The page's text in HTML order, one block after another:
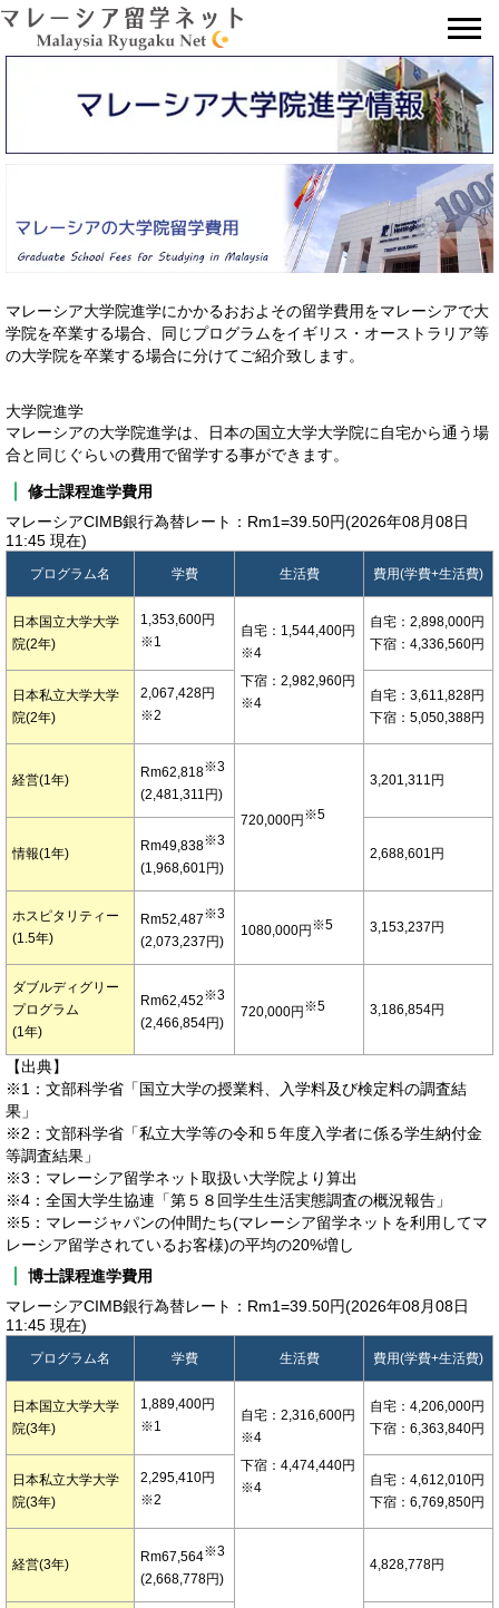
マレーシア大学院進学にかかるおおよその留学費用をマレーシアで大
学院を卒業する場合、同じプログラムをイギリス・オーストラリア等
の大学院を卒業する場合に分けてご紹介致します。
大学院進学
マレーシアの大学院進学は、日本の国立大学大学院に自宅から通う場
合と同じぐらいの費用で留学する事ができます。
修士課程進学費用
マレーシアCIMB銀行為替レート：Rm1=39.50円(2026年08月08日
11:45 現在)
プログラム名 学費 生活費 費用(学費+生活費)
日本国立大学大学
院(2年)
1,353,600円
※1
自宅：1,544,400円
※4
下宿：2,982,960円
※4
自宅：2,898,000円
下宿：4,336,560円
日本私立大学大学
院(2年)
2,067,428円
※2
自宅：3,611,828円
下宿：5,050,388円
経営(1年) Rm62,818※3
(2,481,311円)
720,000円※5
3,201,311円
情報(1年) Rm49,838※3
(1,968,601円)
2,688,601円
ホスピタリティー
(1.5年)
Rm52,487※3
(2,073,237円)
1080,000円※5 3,153,237円
ダブルディグリー
プログラム
(1年)
Rm62,452※3
(2,466,854円)
720,000円※5 3,186,854円
【出典】
※1：文部科学省「国立大学の授業料、入学料及び検定料の調査結
果」
※2：文部科学省「私立大学等の令和５年度入学者に係る学生納付金
等調査結果」
※3：マレーシア留学ネット取扱い大学院より算出
※4：全国大学生協連「第５８回学生生活実態調査の概況報告」
※5：マレージャパンの仲間たち(マレーシア留学ネットを利用してマ
レーシア留学されているお客様)の平均の20%増し
博士課程進学費用
マレーシアCIMB銀行為替レート：Rm1=39.50円(2026年08月08日
11:45 現在)
プログラム名 学費 生活費 費用(学費+生活費)
日本国立大学大学
院(3年)
1,889,400円
※1
自宅：2,316,600円
※4
下宿：4,474,440円
※4
自宅：4,206,000円
下宿：6,363,840円
日本私立大学大学
院(3年)
2,295,410円
※2
自宅：4,612,010円
下宿：6,769,850円
経営(3年) Rm67,564※3
(2,668,778円)
4,828,778円